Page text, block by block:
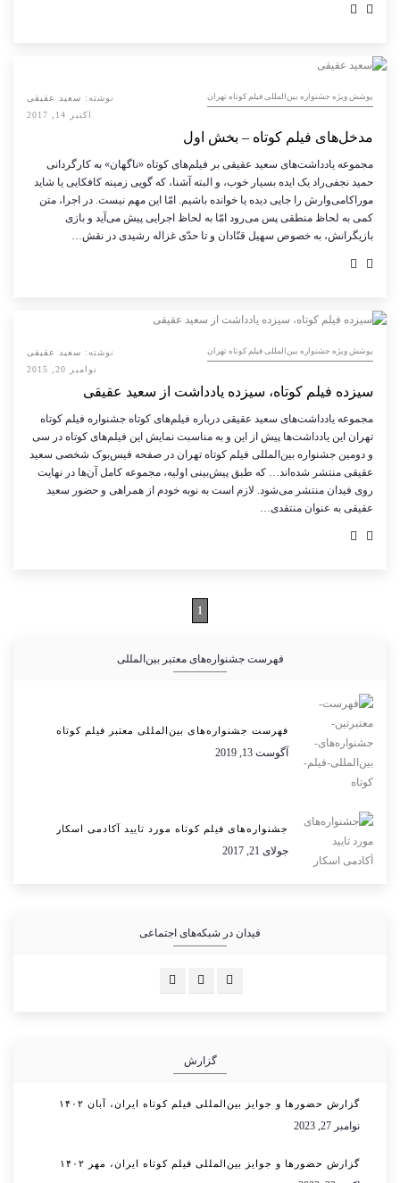
پوشش ویژه جشنواره بین‌المللی فیلم کوتاه تهران نوشته: سعید عقیقی
اکتبر 14, 2017
مدخل‌های فیلم کوتاه – بخش اول
مجموعه یادداشت‌های سعید عقیقی بر فیلم‌های کوتاه «ناگهان» به کارگردانی
حمید نجفی‌راد یک‌ ایده بسیار خوب، و البته آشنا، که گویی زمینه کافکایی یا شاید
موراکامی‌وارش را جایی دیده یا خوانده باشیم. امّا‌ این مهم نیست. در اجرا، متن
کمی‌ به لحاظ منطقی پس می‌رود امّا به لحاظ اجرایی پیش می‌آید و بازی
بازیگرانش، به خصوص سهیل قنّادان و تا حدّی غزاله رشیدی در نقش…
پوشش ویژه جشنواره بین‌المللی فیلم کوتاه تهران نوشته: سعید عقیقی
نوامبر 20, 2015
سیزده فیلم کوتاه، سیزده یادداشت از سعید عقیقی
مجموعه یادداشت‌های سعید عقیقی درباره فیلم‌های کوتاه جشنواره فیلم کوتاه
تهران این یادداشت‌ها پیش از این و به مناسبت نمایش این فیلم‌های کوتاه در سی
و دومین جشنواره بین‌المللی فیلم کوتاه تهران در صفحه فیس‌بوک شخصی سعید
عقیقی منتشر شده‌اند… که طبق پیش‌بینی اولیه، مجموعه کامل آن‌ها در نهایت
روی فیدان منتشر می‌شود. لازم است به نوبه خودم از همراهی و حضور سعید
عقیقی به عنوان منتقدی…
1
فهرست جشنواره‌های معتبر بین‌المللی
فهرست جشنواره‌های بین‌المللی معتبر فیلم کوتاه
آگوست 13, 2019
جشنواره‌های فیلم کوتاه مورد تایید آکادمی اسکار
جولای 21, 2017
فیدان در شبکه‌های اجتماعی
گزارش
گزارش حضورها و جوایز بین‌المللی فیلم کوتاه ایران، آبان ۱۴۰۲
نوامبر 27, 2023
گزارش حضورها و جوایز بین‌المللی فیلم کوتاه ایران، مهر ۱۴۰۲